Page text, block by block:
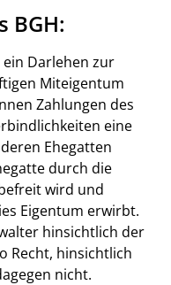
BGH:
Darlehen zur
Miteigentum
Zahlungen des
eine
Ehegatten
durch die
wird und
Eigentum erwirbt.
hinsichtlich der
Recht, hinsichtlich
nicht.